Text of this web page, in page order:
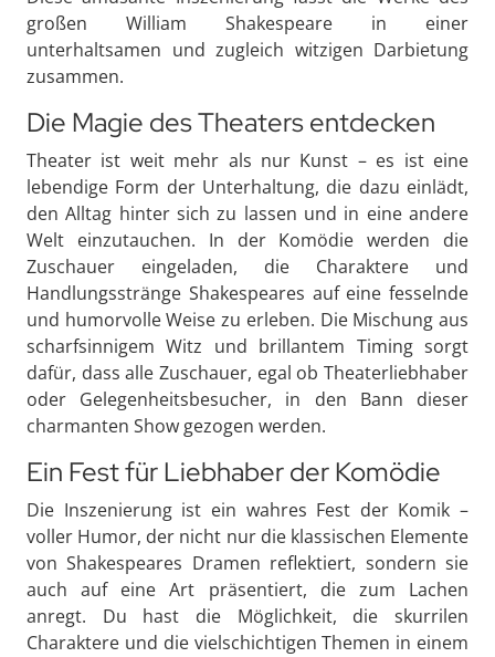
großen William Shakespeare in einer
unterhaltsamen und zugleich witzigen Darbietung
zusammen.
Die Magie des Theaters entdecken
Theater ist weit mehr als nur Kunst – es ist eine
lebendige Form der Unterhaltung, die dazu einlädt,
den Alltag hinter sich zu lassen und in eine andere
Welt einzutauchen. In der Komödie werden die
Zuschauer eingeladen, die Charaktere und
Handlungsstränge Shakespeares auf eine fesselnde
und humorvolle Weise zu erleben. Die Mischung aus
scharfsinnigem Witz und brillantem Timing sorgt
dafür, dass alle Zuschauer, egal ob Theaterliebhaber
oder Gelegenheitsbesucher, in den Bann dieser
charmanten Show gezogen werden.
Ein Fest für Liebhaber der Komödie
Die Inszenierung ist ein wahres Fest der Komik –
voller Humor, der nicht nur die klassischen Elemente
von Shakespeares Dramen reflektiert, sondern sie
auch auf eine Art präsentiert, die zum Lachen
anregt. Du hast die Möglichkeit, die skurrilen
Charaktere und die vielschichtigen Themen in einem